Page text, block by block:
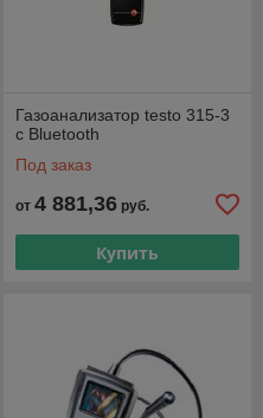
Газоанализатор testo 315-3
с Bluetooth
Под заказ
от 4 881,36 руб.
Купить